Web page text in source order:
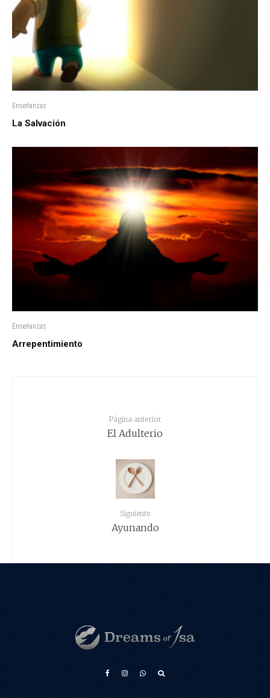
Enseñanzas
La Salvación
Enseñanzas
Arrepentimiento
Página anterior
El Adulterio
Siguiente
Ayunando